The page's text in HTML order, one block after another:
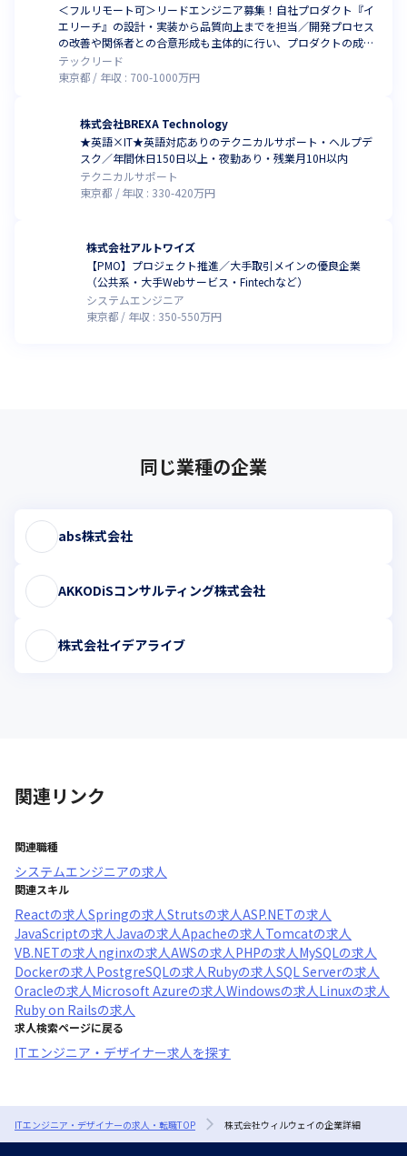
＜フルリモート可＞リードエンジニア募集！自社プロダクト『イ
エリーチ』の設計・実装から品質向上までを担当／開発プロセス
の改善や関係者との合意形成も主体的に行い、プロダクトの成長
を牽引します
テックリード
東京都
年収 : 700-1000万円
株式会社BREXA Technology
★英語×IT★英語対応ありのテクニカルサポート・ヘルプデ
スク／年間休日150日以上・夜勤あり・残業月10H以内
テクニカルサポート
東京都
年収 : 330-420万円
株式会社アルトワイズ
【PMO】プロジェクト推進／大手取引メインの優良企業
（公共系・大手Webサービス・Fintechなど）
システムエンジニア
東京都
年収 : 350-550万円
同じ業種の企業
abs株式会社
AKKODiSコンサルティング株式会社
株式会社イデアライブ
関連リンク
関連職種
システムエンジニアの求人
関連スキル
Reactの求人Springの求人Strutsの求人ASP.NETの求人
JavaScriptの求人Javaの求人Apacheの求人 Tomcatの求人
VB.NETの求人 nginxの求人AWSの求人 PHPの求人 MySQLの求人
Dockerの求人 PostgreSQLの求人 Rubyの求人SQL Serverの求人
Oracleの求人 Microsoft Azureの求人Windowsの求人 Linuxの求人
Ruby on Railsの求人
求人検索ページに戻る
ITエンジニア・デザイナー求人を探す
ITエンジニア・デザイナーの求人・転職TOP 株式会社ウィルウェイの企業詳細